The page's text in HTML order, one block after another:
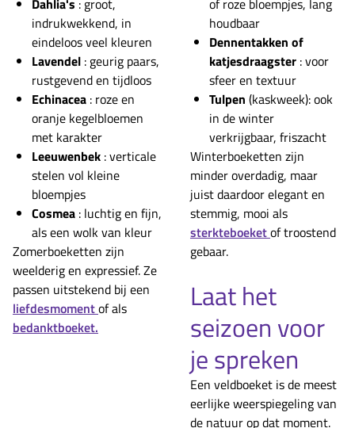
Dahlia's : groot,
indrukwekkend, in
eindeloos veel kleuren
Lavendel : geurig paars,
rustgevend en tijdloos
Echinacea : roze en
oranje kegelbloemen
met karakter
Leeuwenbek : verticale
stelen vol kleine
bloempjes
Cosmea : luchtig en fijn,
als een wolk van kleur
Zomerboeketten zijn
weelderig en expressief. Ze
passen uitstekend bij een
liefdesmomentof als
bedanktboeket.
of roze bloempjes, lang
houdbaar
Dennentakken of
katjesdraagster : voor
sfeer en textuur
Tulpen (kaskweek): ook
in de winter
verkrijgbaar, friszacht
Winterboeketten zijn
minder overdadig, maar
juist daardoor elegant en
stemmig, mooi als
sterkteboeketof troostend
gebaar.
Laat het
seizoen voor
je spreken
Een veldboeket is de meest
eerlijke weerspiegeling van
de natuur op dat moment.